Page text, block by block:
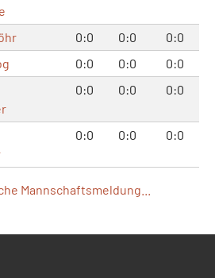
0:0 0:0
0:0
0:0 0:0
0:0
0:0 0:0 0:0
0:0 0:0 0:0
Mannschaftsmeldung...